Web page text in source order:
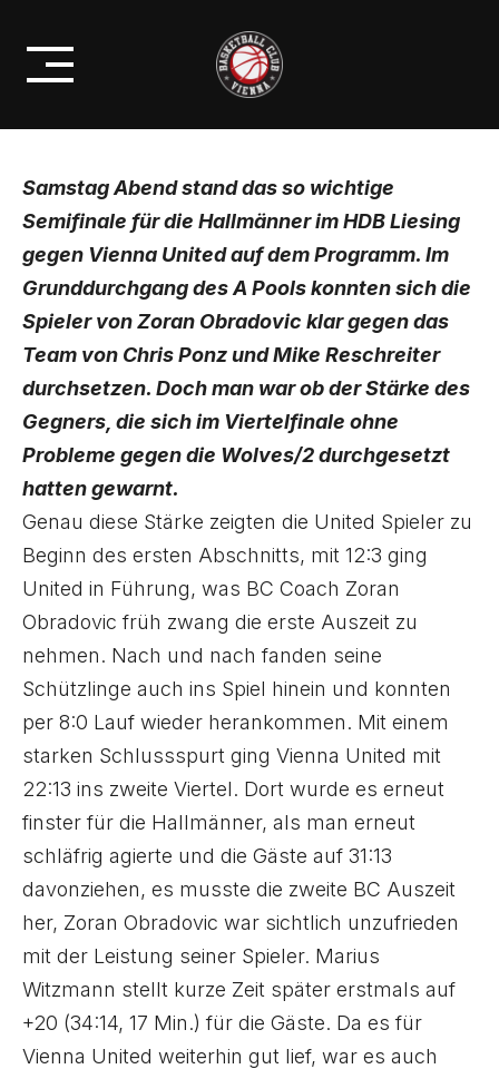
content
OVERTIMEKRIMI GEGEN VIENNA
UNITED
Samstag Abend stand das so wichtige
Semifinale für die Hallmänner im HDB Liesing
gegen Vienna United auf dem Programm. Im
Grunddurchgang des A Pools konnten sich die
Spielervon Zoran Obradovic klar gegen das
Team von Chris Ponz und Mike Reschreiter
durchsetzen. Doch man war ob der Stärke des
Gegners, die sich im Viertelfinale ohne
Probleme gegen die Wolves/2 durchgesetzt
hatten gewarnt.
Genau diese Stärke zeigten die United Spieler zu
Beginn des ersten Abschnitts, mit 12:3 ging
United in Führung, was BC Coach Zoran
Obradovic früh zwang die erste Auszeit zu
nehmen. Nach und nach fanden seine
Schützlinge auch ins Spiel hinein und konnten
per 8:0 Lauf wieder herankommen. Mit einem
starken Schlussspurt ging Vienna United mit
22:13 ins zweite Viertel. Dort wurde es erneut
finster für die Hallmänner, als man erneut
schläfrig agierte und die Gäste auf 31:13
davonziehen, es musste die zweite BC Auszeit
her, Zoran Obradovic war sichtlich unzufrieden
mit der Leistung seiner Spieler. Marius
Witzmann stellt kurze Zeit später erstmals auf
+20 (34:14, 17 Min.) für die Gäste. Da es für
Vienna United weiterhin gut lief, war es auch